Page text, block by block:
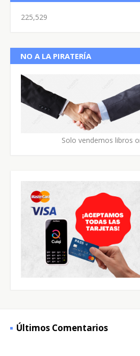
225,529
NO A LA PIRATERÍA
Solo vendemos libros
Últimos Comentarios